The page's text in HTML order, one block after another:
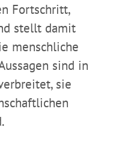
Fortschritt,
stellt damit
menschliche
sind in
sie